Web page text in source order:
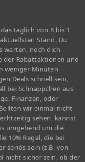
täglich von 8 bis 1
Stand. Du
warten, noch dich
der Rabattaktionen und
weniger Minuten
Deals schnell sein,
bei Schnäppchen aus
Finanzen, oder
wir einmal nicht
sehen, kannst
umgehend um die
10% Regel, die bei
seriös sein (z.B. von
nicht sicher sein, ob der